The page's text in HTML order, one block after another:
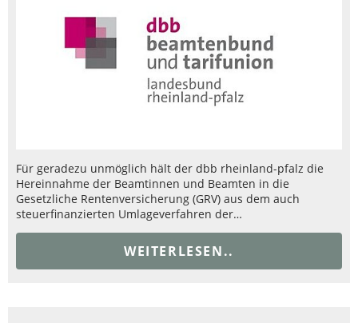
Für geradezu unmöglich hält der dbb rheinland-pfalz die
Hereinnahme der Beamtinnen und Beamten in die
Gesetzliche Rentenversicherung (GRV) aus dem auch
steuerfinanzierten Umlageverfahren der…
WEITERLESEN..